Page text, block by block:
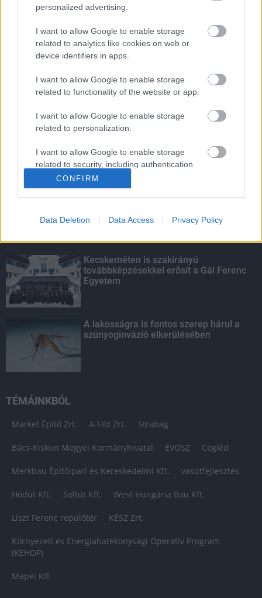
personalized advertising.
I want to allow Google to enable storage
related to analytics like cookies on web or
device identifiers in apps.
I want to allow Google to enable storage
related to functionality of the website or app.
I want to allow Google to enable storage
related to personalization.
I want to allow Google to enable storage
related to security, including authentication
functionality and fraud prevention, and other
user protection.
CONFIRM
Data Deletion Data Access Privacy Policy
Salgótarjánban járt az államtitkár: a
településeket erősíti az új
gazdaságfejlesztési rendszer
Sok kicsi sokra megy
KIEMELT
Megérkezett az eső a Duna
Kecskeméten is szakirányú
továbbképzésekkel erősít a Gál Ferenc
Egyetem
A lakosságra is fontos szerep hárul a
szúnyoginvázió elkerülésében
TÉMÁINKBÓL
Market Építő Zrt. A-Híd Zrt. Strabag
Bács-Kiskun Megyei Kormányhivatal ÉVOSZ Cegléd
Merkbau Építőipari és Kereskedelmi Kft. vasútfejlesztés
Hódút Kft. Soltút Kft. West Hungária Bau Kft.
Liszt Ferenc repülőtér KÉSZ Zrt.
Környezeti és Energiahatékonysági Operatív Program
(KEHOP)
Mapei Kft